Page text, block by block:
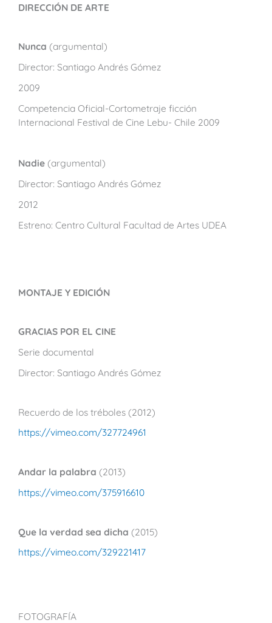
DIRECCIÓN DE ARTE
Nunca (argumental)
Director: Santiago Andrés Gómez
2009
Competencia Oficial-Cortometraje ficción
Internacional Festival de Cine Lebu- Chile 2009
Nadie (argumental)
Director: Santiago Andrés Gómez
2012
Estreno: Centro Cultural Facultad de Artes UDEA
MONTAJE Y EDICIÓN
GRACIAS POR EL CINE
Serie documental
Director: Santiago Andrés Gómez
Recuerdo de los tréboles (2012)
https://vimeo.com/327724961
Andar la palabra (2013)
https://vimeo.com/375916610
Que la verdad sea dicha (2015)
https://vimeo.com/329221417
FOTOGRAFÍA